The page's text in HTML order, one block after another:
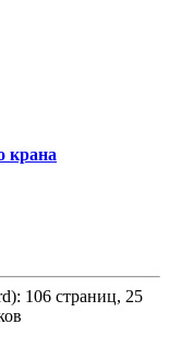
крана
106 страниц, 25